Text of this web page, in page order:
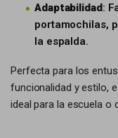
Adaptabilidad:
portamochilas,
la espalda.
Perfecta para los
funcionalidad y estilo,
ideal para la escuela o